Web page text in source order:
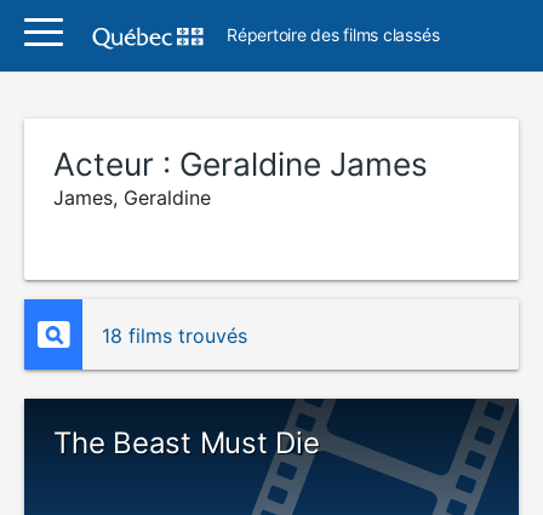
Répertoire des films classés
Acteur : Geraldine James
James, Geraldine
18 films trouvés
The Beast Must Die